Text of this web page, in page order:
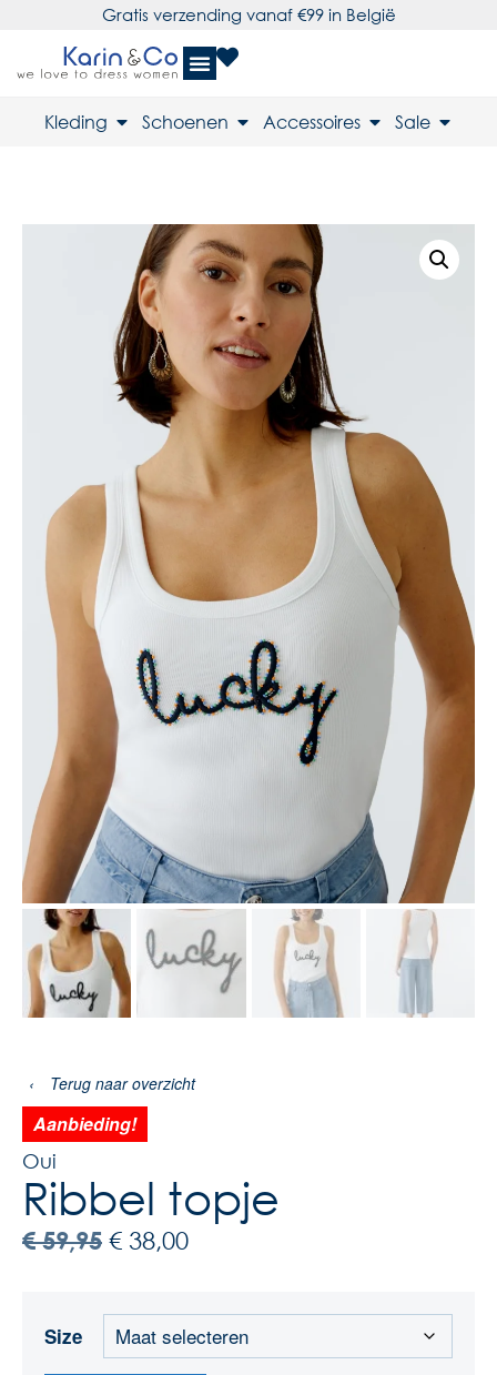
Gratis verzending vanaf €99 in België
Kleding Schoenen Accessoires Sale
‹ Terug naar overzicht
Aanbieding!
Oui
Ribbel topje
€59,95 € 38,00
Size